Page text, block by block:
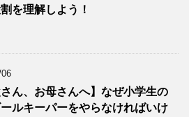
を理解しよう！
さん、お母さんへ】なぜ小学生の
ルキーパーをやらなければいけ